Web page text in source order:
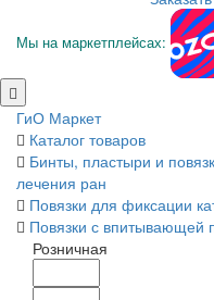
Мы на маркетплейсах:
ГиО Маркет
Каталог товаров
Бинты, пластыри и
лечения ран
Повязки для фиксации
Повязки с впитывающей
Розничная